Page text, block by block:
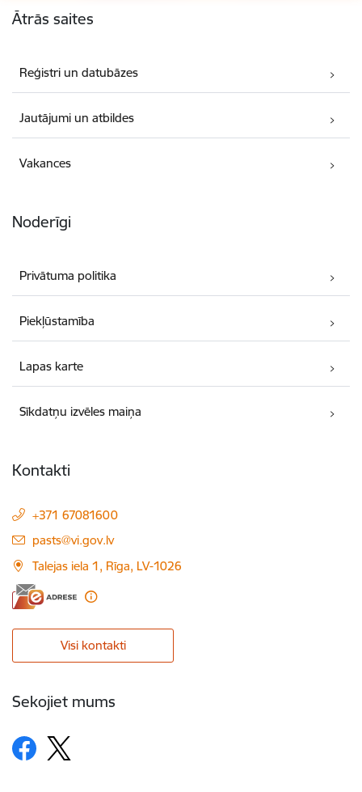
Ātrās saites
Reģistri un datubāzes
Jautājumi un atbildes
Vakances
Noderīgi
Privātuma politika
Piekļūstamība
Lapas karte
Sīkdatņu izvēles maiņa
Kontakti
+371 67081600
E-pasts:
pasts@vi.gov.lv
Talejas iela 1, Rīga, LV-1026
Visi kontakti
Sekojiet mums